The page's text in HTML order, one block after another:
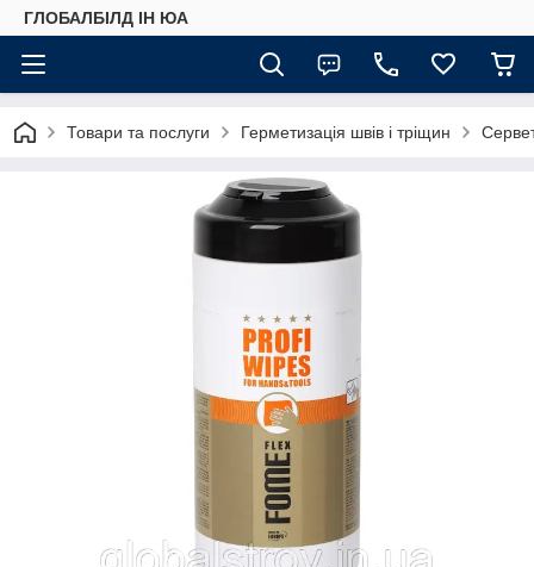
ГЛОБАЛБІЛД ІН ЮА
Товари та послуги Герметизація швів і тріщин